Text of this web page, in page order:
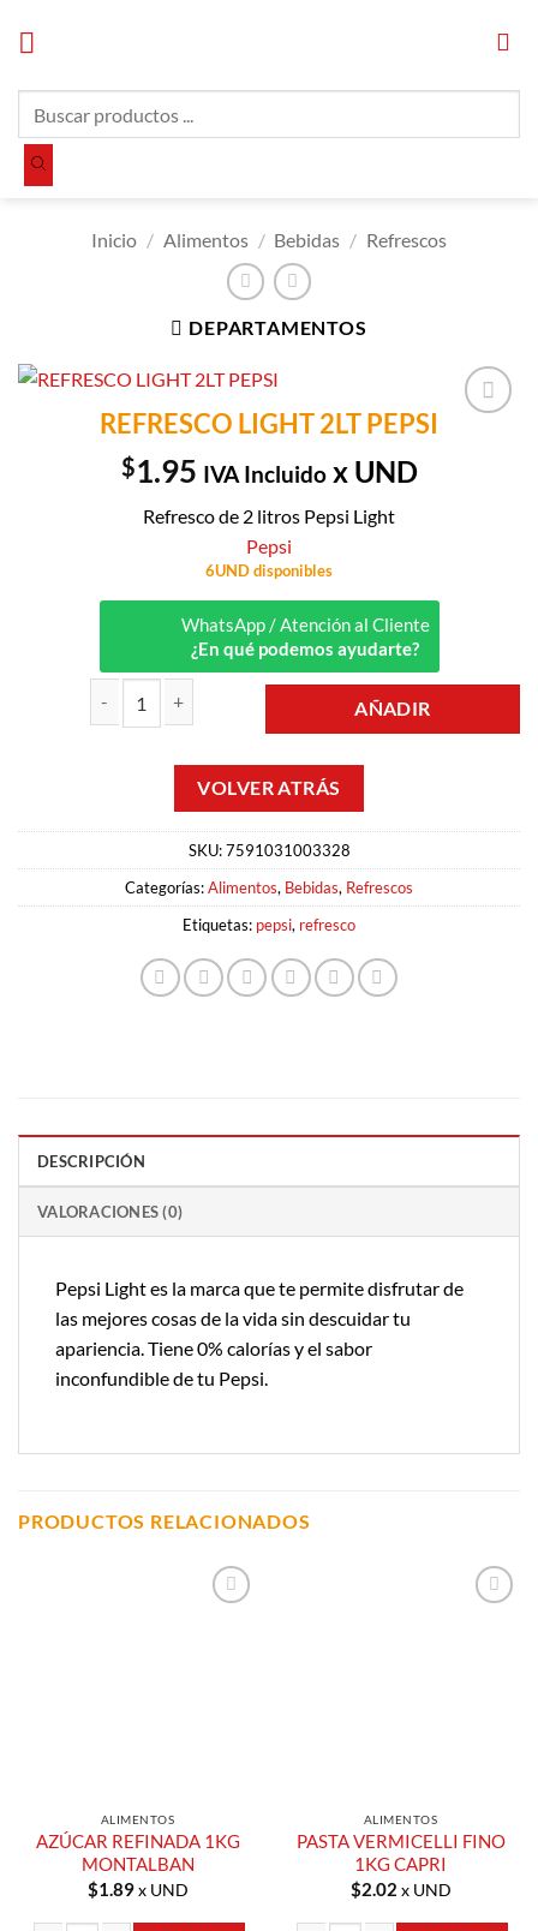
productos
Inicio / Alimentos / Bebidas / Refrescos
DEPARTAMENTOS
REFRESCO LIGHT 2LT PEPSI
$1.95 IVA Incluidox UND
Refresco de 2 litros Pepsi Light
Pepsi
6UND disponibles
WhatsApp / Atención al Cliente
¿En qué podemos ayudarte?
REFRESCO LIGHT 2LT PEPSI cantidad
AÑADIR
SKU:7591031003328
Categorías:Alimentos, Bebidas, Refrescos
Etiquetas: pepsi, refresco
DESCRIPCIÓN
VALORACIONES (0)
Pepsi Light es la marca que te permite disfrutar de
las mejores cosas de la vida sin descuidar tu
apariencia. Tiene 0% calorías y el sabor
inconfundible de tu Pepsi.
PRODUCTOS RELACIONADOS
ALIMENTOS
AZÚCAR REFINADA 1KG
MONTALBAN
$1.89x UND
ALIMENTOS
PASTA VERMICELLI FINO
1KG CAPRI
$2.02 x UND